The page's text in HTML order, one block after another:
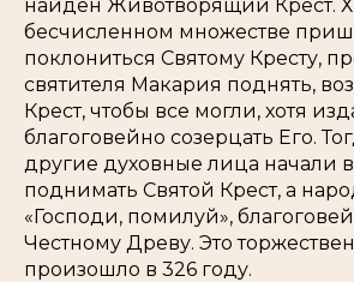
найден Животворящий Крест.
бесчисленном множестве
поклониться Святому Кресту,
святителя Макария поднять,
Крест, чтобы все могли, хотя
благоговейно созерцать Его.
другие духовные лица начали
поднимать Святой Крест, а
«Господи, помилуй»,
Честному Древу. Это
произошло в 326 году.